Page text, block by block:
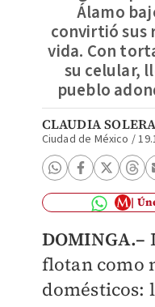
Álamo
convirtió sus
vida. Con
su celular,
pueblo
CLAUDIA
Ciudad de México /
DOMINGA.–
flotan como
domésticos: